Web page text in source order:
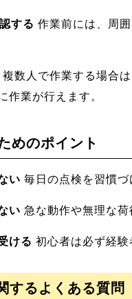
する 作業前には、周
複数人で作業する場合
作業が行えます。
めのポイント
い 毎日の点検を習慣づ
い 急な動作や無理な
ける 初心者は必ず経験
するよくある質問